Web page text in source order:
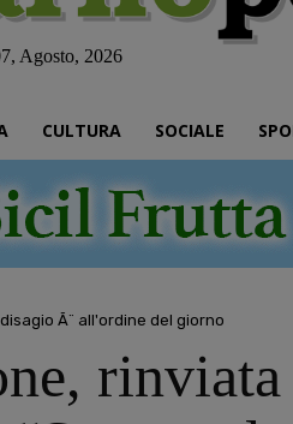
Agosto, 2026
CULTURA SOCIALE
Ã¨ all'ordine del giorno